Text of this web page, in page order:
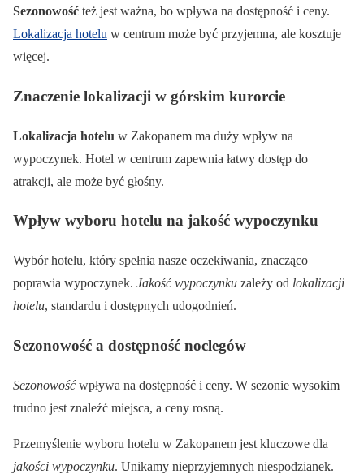
Sezonowość też jest ważna, bo wpływa na dostępność i ceny.
Lokalizacja hotelu w centrum może być przyjemna, ale kosztuje
więcej.
Znaczenie lokalizacji w górskim kurorcie
Lokalizacja hotelu w Zakopanem ma duży wpływ na
wypoczynek. Hotel w centrum zapewnia łatwy dostęp do
atrakcji, ale może być głośny.
Wpływ wyboru hotelu na jakość wypoczynku
Wybór hotelu, który spełnia nasze oczekiwania, znacząco
poprawia wypoczynek. Jakość wypoczynku zależy od lokalizacji
hotelu, standardu i dostępnych udogodnień.
Sezonowość a dostępność noclegów
Sezonowośćwpływa na dostępność i ceny. W sezonie wysokim
trudno jest znaleźć miejsca, a ceny rosną.
Przemyślenie wyboru hotelu w Zakopanem jest kluczowe dla
jakości wypoczynku. Unikamy nieprzyjemnych niespodzianek.